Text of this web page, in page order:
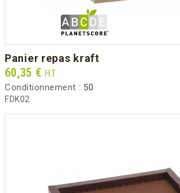
panier repas kraft
Prix
60,35 € HT
Conditionnement : 50
FDK02